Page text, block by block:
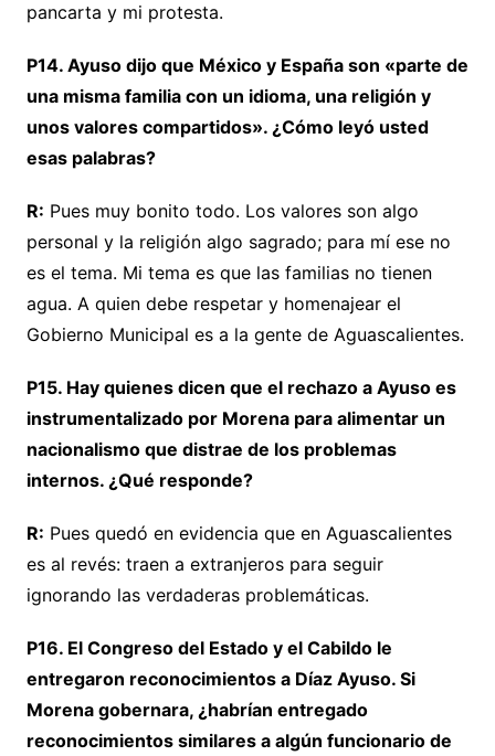
pancarta y mi protesta.
P14. Ayuso dijo que México y España son «parte de
una misma familia con un idioma, una religión y
unos valores compartidos». ¿Cómo leyó usted
esas palabras?
R: Pues muy bonito todo. Los valores son algo
personal y la religión algo sagrado; para mí ese no
es el tema. Mi tema es que las familias no tienen
agua. A quien debe respetar y homenajear el
Gobierno Municipal es a la gente de Aguascalientes.
P15. Hay quienes dicen que el rechazo a Ayuso es
instrumentalizado por Morena para alimentar un
nacionalismo que distrae de los problemas
internos. ¿Qué responde?
R: Pues quedó en evidencia que en Aguascalientes
es al revés: traen a extranjeros para seguir
ignorando las verdaderas problemáticas.
P16. El Congreso del Estado y el Cabildo le
entregaron reconocimientos a Díaz Ayuso. Si
Morena gobernara, ¿habrían entregado
reconocimientos similares a algún funcionario de